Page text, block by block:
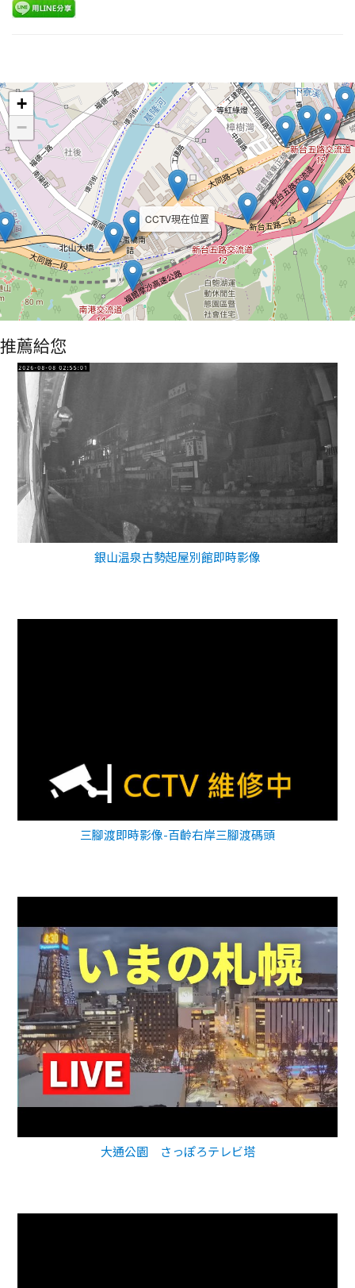
CCTV現在位置
+
−
推薦給您
銀山温泉古勢起屋別館即時影像
三腳渡即時影像-百齡右岸三腳渡碼頭
大通公園 さっぽろテレビ塔